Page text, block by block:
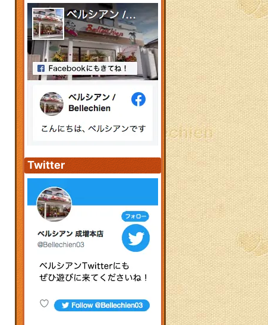
Twitter